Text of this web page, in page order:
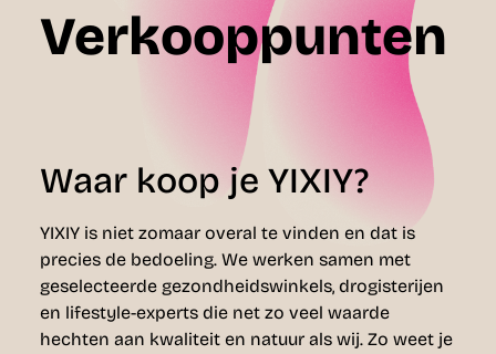
Verkooppunten
Waar koop je YIXIY?
YIXIY is niet zomaar overal te vinden en dat is
precies de bedoeling. We werken samen met
geselecteerde gezondheidswinkels, drogisterijen
en lifestyle-experts die net zo veel waarde
hechten aan kwaliteit en natuur als wij. Zo weet je